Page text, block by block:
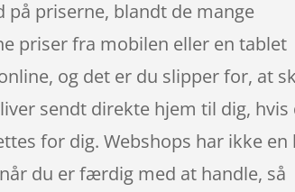
på priserne, blandt de mange
priser fra mobilen eller en tablet
og det er du slipper for, at
sendt direkte hjem til dig, hvis
for dig. Webshops har ikke en
du er færdig med at handle, så